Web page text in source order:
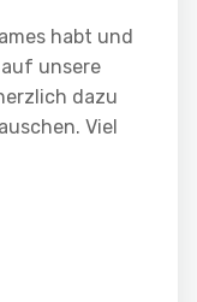
habt und
unsere
dazu
Viel